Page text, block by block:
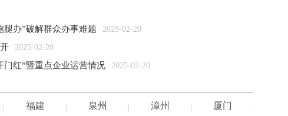
腿办”破解群众办事难题 2025-02-20
2025-02-20
门红”暨重点企业运营情况 2025-02-20
福建 泉州 漳州 厦门